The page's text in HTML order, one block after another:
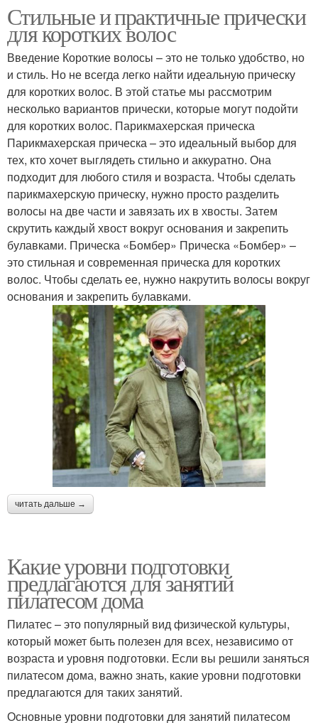
Стильные и практичные прически
для коротких волос
Введение Короткие волосы – это не только удобство, но
и стиль. Но не всегда легко найти идеальную прическу
для коротких волос. В этой статье мы рассмотрим
несколько вариантов прически, которые могут подойти
для коротких волос. Парикмахерская прическа
Парикмахерская прическа – это идеальный выбор для
тех, кто хочет выглядеть стильно и аккуратно. Она
подходит для любого стиля и возраста. Чтобы сделать
парикмахерскую прическу, нужно просто разделить
волосы на две части и завязать их в хвосты. Затем
скрутить каждый хвост вокруг основания и закрепить
булавками. Прическа «Бомбер» Прическа «Бомбер» –
это стильная и современная прическа для коротких
волос. Чтобы сделать ее, нужно накрутить волосы вокруг
основания и закрепить булавками.
читать дальше →
Какие уровни подготовки
предлагаются для занятий
пилатесом дома
Пилатес – это популярный вид физической культуры,
который может быть полезен для всех, независимо от
возраста и уровня подготовки. Если вы решили заняться
пилатесом дома, важно знать, какие уровни подготовки
предлагаются для таких занятий.
Основные уровни подготовки для занятий пилатесом